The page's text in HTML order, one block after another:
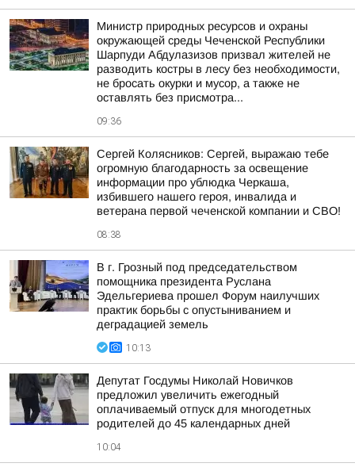
Министр природных ресурсов и охраны
окружающей среды Чеченской Республики
Шарпуди Абдулазизов призвал жителей не
разводить костры в лесу без необходимости,
не бросать окурки и мусор, а также не
оставлять без присмотра...
09:36
Сергей Колясников: Сергей, выражаю тебе
огромную благодарность за освещение
информации про ублюдка Черкаша,
избившего нашего героя, инвалида и
ветерана первой чеченской компании и СВО!
08:38
В г. Грозный под председательством
помощника президента Руслана
Эдельгериева прошел Форум наилучших
практик борьбы с опустыниванием и
деградацией земель
10:13
Депутат Госдумы Николай Новичков
предложил увеличить ежегодный
оплачиваемый отпуск для многодетных
родителей до 45 календарных дней
10:04